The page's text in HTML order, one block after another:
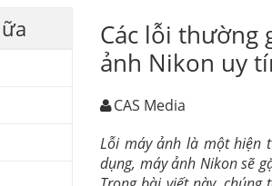
Các lỗi thường
ảnh Nikon uy
CAS Media
Lỗi máy ảnh là một hiện
dụng, máy ảnh Nikon sẽ